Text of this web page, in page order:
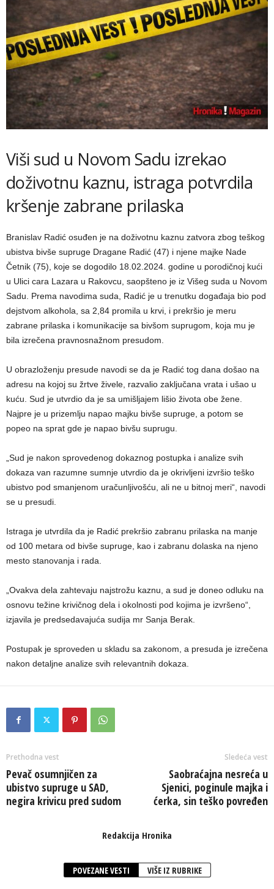
Viši sud u Novom Sadu izrekao
doživotnu kaznu, istraga potvrdila
kršenje zabrane prilaska
Branislav Radić osuđen je na doživotnu kaznu zatvora zbog teškog
ubistva bivše supruge Dragane Radić (47) i njene majke Nade
Četnik (75), koje se dogodilo 18.02.2024. godine u porodičnoj kući
u Ulici cara Lazara u Rakovcu, saopšteno je iz Višeg suda u Novom
Sadu. Prema navodima suda, Radić je u trenutku događaja bio pod
dejstvom alkohola, sa 2,84 promila u krvi, i prekršio je meru
zabrane prilaska i komunikacije sa bivšom suprugom, koja mu je
bila izrečena pravnosnažnom presudom.
U obrazloženju presude navodi se da je Radić tog dana došao na
adresu na kojoj su žrtve živele, razvalio zaključana vrata i ušao u
kuću. Sud je utvrdio da je sa umišljajem lišio života obe žene.
Najpre je u prizemlju napao majku bivše supruge, a potom se
popeo na sprat gde je napao bivšu suprugu.
„Sud je nakon sprovedenog dokaznog postupka i analize svih
dokaza van razumne sumnje utvrdio da je okrivljeni izvršio teško
ubistvo pod smanjenom uračunljivošću, ali ne u bitnoj meri“, navodi
se u presudi.
Istraga je utvrdila da je Radić prekršio zabranu prilaska na manje
od 100 metara od bivše supruge, kao i zabranu dolaska na njeno
mesto stanovanja i rada.
„Ovakva dela zahtevaju najstrožu kaznu, a sud je doneo odluku na
osnovu težine krivičnog dela i okolnosti pod kojima je izvršeno“,
izjavila je predsedavajuća sudija mr Sanja Berak.
Postupak je sproveden u skladu sa zakonom, a presuda je izrečena
nakon detaljne analize svih relevantnih dokaza.
Prethodna vest
Pevač osumnjičen za
ubistvo supruge u SAD,
negira krivicu pred sudom
Sledeća vest
Saobraćajna nesreća u
Sjenici, poginule majka i
ćerka, sin teško povređen
Redakcija Hronika
POVEZANE VESTI VIŠE IZ RUBRIKE